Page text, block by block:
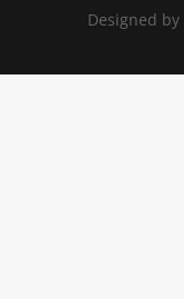
Designed by